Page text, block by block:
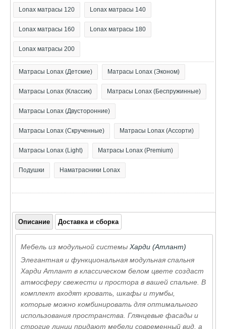
Lonax матрасы 120 Lonax матрасы 140
Lonax матрасы 160 Lonax матрасы 180
Lonax матрасы 200
Матрасы Lonax (Детские) Матрасы Lonax (Эконом)
Матрасы Lonax (Классик) Матрасы Lonax (Беспружинные)
Матрасы Lonax (Двусторонние)
Матрасы Lonax (Скрученные) Матрасы Lonax (Ассорти)
Матрасы Lonax (Light) Матрасы Lonax (Premium)
Подушки Наматрасники Lonax
Описание Доставка и сборка
Мебель из модульной системы Харди (Атлант)
Элегантная и функциональная модульная спальня
Харди Атлант в классическом белом цвете создаст
атмосферу свежести и простора в вашей спальне. В
комплект входят кровать, шкафы и тумбы,
которые можно комбинировать для оптимального
использования пространства. Глянцевые фасады и
строгие линии придают мебели современный вид, а